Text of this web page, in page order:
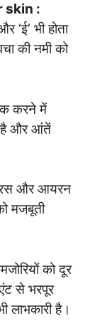
skin :
‘ई’ भी होता
की नमी को
करने में
है और आंतें
और आयरन
मजबूती
को दूर
से भरपूर
लाभकारी है।